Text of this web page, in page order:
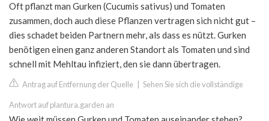
Oft pflanzt man Gurken (Cucumis sativus) und Tomaten
zusammen, doch auch diese Pflanzen vertragen sich nicht gut –
dies schadet beiden Partnern mehr, als dass es nützt. Gurken
benötigen einen ganz anderen Standort als Tomaten und sind
schnell mit Mehltau infiziert, den sie dann übertragen.
Antrag auf Entfernung der Quelle Sehen Sie sich die vollständige
Antwort auf plantura.garden an